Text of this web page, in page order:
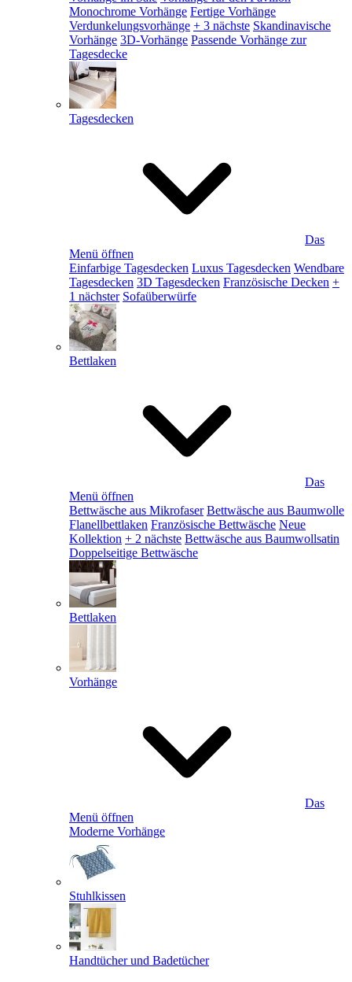
Monochrome Vorhänge Fertige Vorhänge
Verdunkelungsvorhänge + 3 nächste Skandinavische
Vorhänge 3D-Vorhänge Passende Vorhänge zur
Tagesdecke
Tagesdecken
Das
Menü öffnen
Einfarbige Tagesdecken Luxus Tagesdecken Wendbare
Tagesdecken 3D Tagesdecken Französische Decken +
1 nächster Sofaüberwürfe
Bettlaken
Das
Menü öffnen
Bettwäsche aus Mikrofaser Bettwäsche aus Baumwolle
Flanellbettlaken Französische Bettwäsche Neue
Kollektion + 2 nächste Bettwäsche aus Baumwollsatin
Doppelseitige Bettwäsche
Bettlaken
Vorhänge
Das
Menü öffnen
Moderne Vorhänge
Stuhlkissen
Handtücher und Badetücher